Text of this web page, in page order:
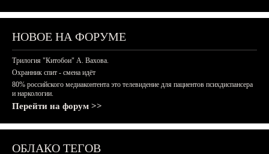
НОВОЕ НА ФОРУМЕ
Трилогия "Китобои" А. Вахова.
Охранник спит - смена идёт
80% российского медиаконтента это телевидение для пациентов психдиспансера
и наркологии.
Перейти на форум >>
ОБЛАКО ТЕГОВ